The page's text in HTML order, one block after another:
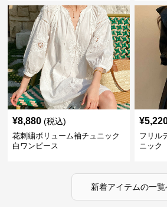
¥8,880 (税込)
花刺繍ボリューム袖チュニック
白ワンピース
¥
フリル
ニック
新着アイテムの一覧